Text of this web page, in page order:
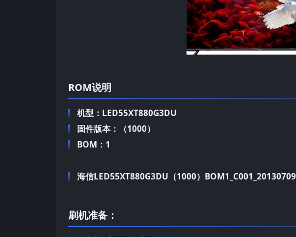
ROM说明
机型：LED55XT880G3DU
固件版本：（1000）
BOM：1
海信LED55XT880G3DU（1000）BOM1_C001_20130709
刷机准备：